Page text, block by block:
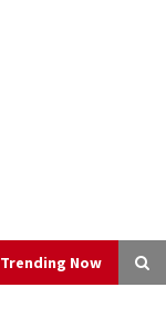
Trending Now